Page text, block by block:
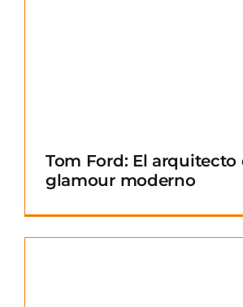
Tom Ford: El arquitecto
glamour moderno